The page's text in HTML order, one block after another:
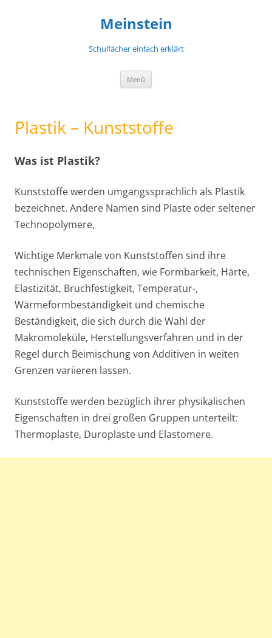
Meinstein
Schulfächer einfach erklärt
Menü
Plastik – Kunststoffe
Was ist Plastik?
Kunststoffe werden umgangssprachlich als Plastik
bezeichnet. Andere Namen sind Plaste oder seltener
Technopolymere,
Wichtige Merkmale von Kunststoffen sind ihre
technischen Eigenschaften, wie Formbarkeit, Härte,
Elastizität, Bruchfestigkeit, Temperatur-,
Wärmeformbeständigkeit und chemische
Beständigkeit, die sich durch die Wahl der
Makromoleküle, Herstellungsverfahren und in der
Regel durch Beimischung von Additiven in weiten
Grenzen variieren lassen.
Kunststoffe werden bezüglich ihrer physikalischen
Eigenschaften in drei großen Gruppen unterteilt:
Thermoplaste, Duroplaste und Elastomere.